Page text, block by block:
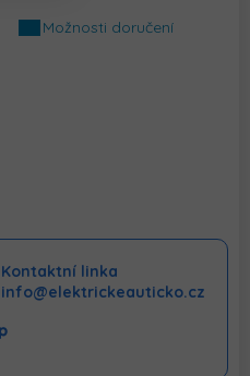
Možnosti doručení
Kontaktní linka
info@elektrickeauticko.cz